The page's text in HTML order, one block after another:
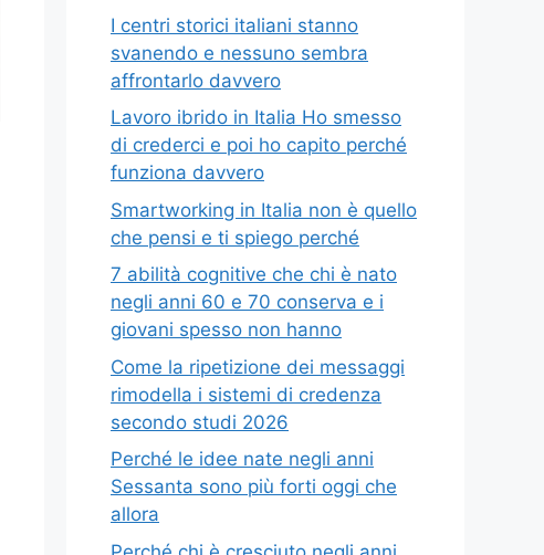
I centri storici italiani stanno
svanendo e nessuno sembra
affrontarlo davvero
Lavoro ibrido in Italia Ho smesso
di crederci e poi ho capito perché
funziona davvero
Smartworking in Italia non è quello
che pensi e ti spiego perché
7 abilità cognitive che chi è nato
negli anni 60 e 70 conserva e i
giovani spesso non hanno
Come la ripetizione dei messaggi
rimodella i sistemi di credenza
secondo studi 2026
Perché le idee nate negli anni
Sessanta sono più forti oggi che
allora